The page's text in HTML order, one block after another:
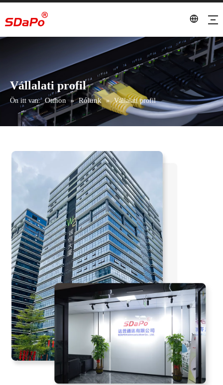
Vállalati profil
Ön itt van: Otthon » Rólunk » Vállalati profil